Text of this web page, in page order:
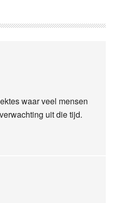
waar veel mensen
uit die tijd.